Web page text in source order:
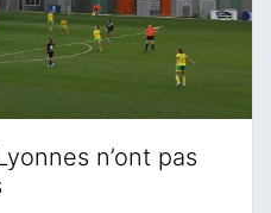
n’ont pas